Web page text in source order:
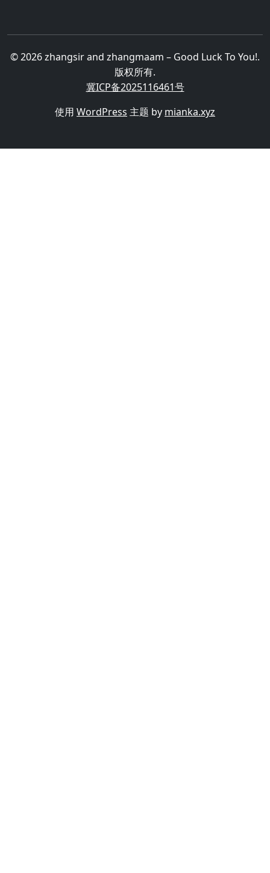
© 2026 zhangsir and zhangmaam – Good Luck To You!.
版权所有.
冀ICP备2025116461号
使用 WordPress 主题 by mianka.xyz